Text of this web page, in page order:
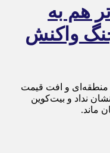
هم به
واکنش
منطقه‌ای و افت قیمت
نداد و بیت‌کوین